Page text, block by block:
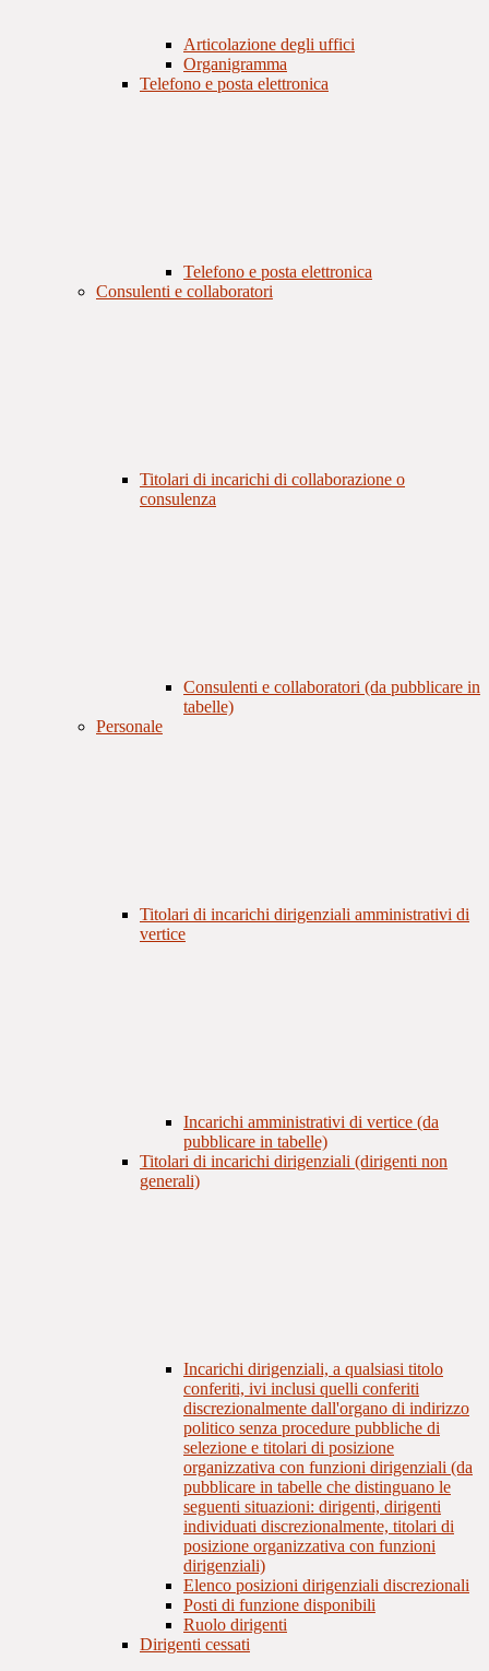
Articolazione degli uffici
Organigramma
Telefono e posta elettronica
Telefono e posta elettronica
Consulenti e collaboratori
Titolari di incarichi di collaborazione o
consulenza
Consulenti e collaboratori (da pubblicare in
tabelle)
Personale
Titolari di incarichi dirigenziali amministrativi di
vertice
Incarichi amministrativi di vertice (da
pubblicare in tabelle)
Titolari di incarichi dirigenziali (dirigenti non
generali)
Incarichi dirigenziali, a qualsiasi titolo
conferiti, ivi inclusi quelli conferiti
discrezionalmente dall'organo di indirizzo
politico senza procedure pubbliche di
selezione e titolari di posizione
organizzativa con funzioni dirigenziali (da
pubblicare in tabelle che distinguano le
seguenti situazioni: dirigenti, dirigenti
individuati discrezionalmente, titolari di
posizione organizzativa con funzioni
dirigenziali)
Elenco posizioni dirigenziali discrezionali
Posti di funzione disponibili
Ruolo dirigenti
Dirigenti cessati